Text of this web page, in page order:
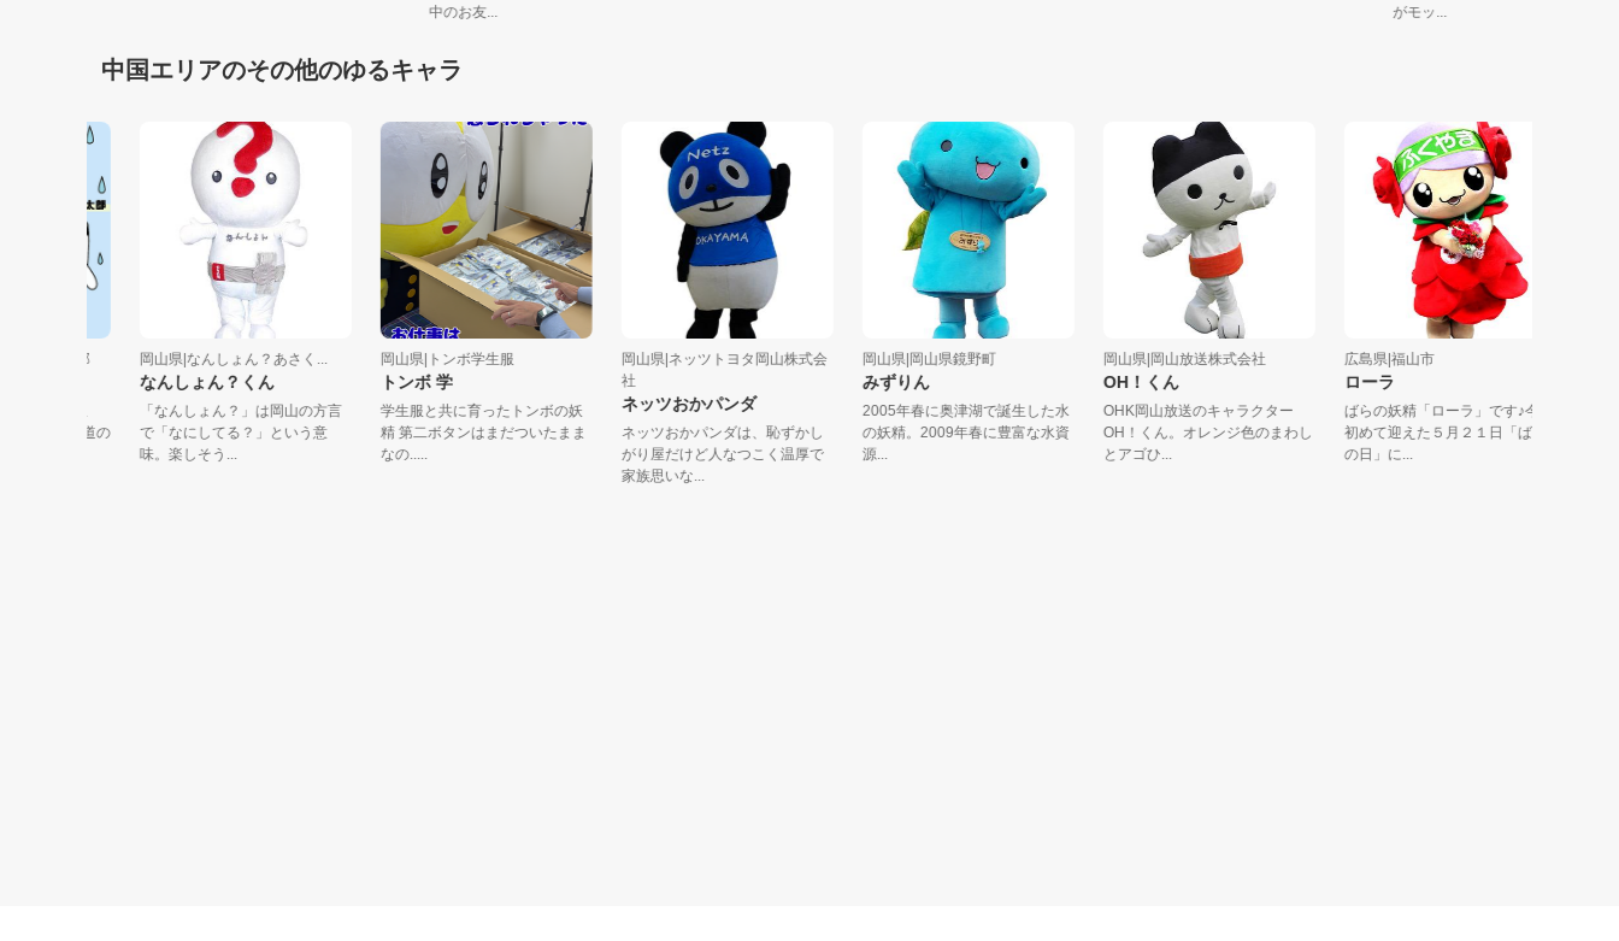
中のお友...
がモッ...
中国エリアのその他のゆるキャラ
”！下水道の
岡山県|なんしょん？あさく...
なんしょん？くん
「なんしょん？」は岡山の方言
で「なにしてる？」という意
味。楽しそう...
岡山県|トンボ学生服
トンボ 学
学生服と共に育ったトンボの妖
精 第二ボタンはまだついたまま
なの.....
岡山県|ネッツトヨタ岡山株式会
ネッツおかパンダ
ネッツおかパンダは、恥ずかし
がり屋だけど人なつこく温厚で
家族思いな...
岡山県|岡山県鏡野町
みずりん
2005年春に奥津湖で誕生した水
の妖精。2009年春に豊富な水資
源...
岡山県|岡山放送株式会社
OH！くん
OHK岡山放送のキャラクター
OH！くん。オレンジ色のまわし
とアゴひ...
広島県|福山市
ローラ
ばらの妖精「ローラ」です♪今年
初めて迎えた５月２１日「ばら
の日」に...